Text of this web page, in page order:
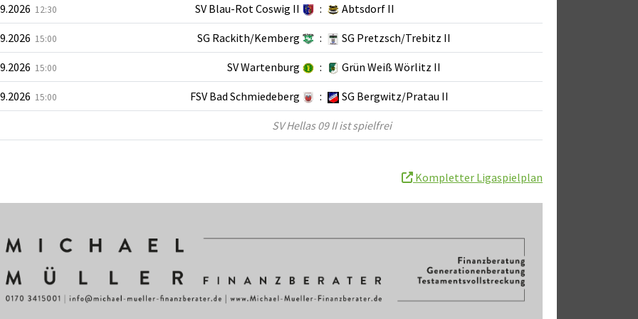
12:30 SV Blau-Rot Coswig II : Abtsdorf II
15:00 SG Rackith/Kemberg : SG Pretzsch/Trebitz II
15:00 SV Wartenburg : Grün Weiß Wörlitz II
15:00 FSV Bad Schmiedeberg : SG Bergwitz/Pratau II
SV Hellas 09 II ist spielfrei
Kompletter Ligaspielplan